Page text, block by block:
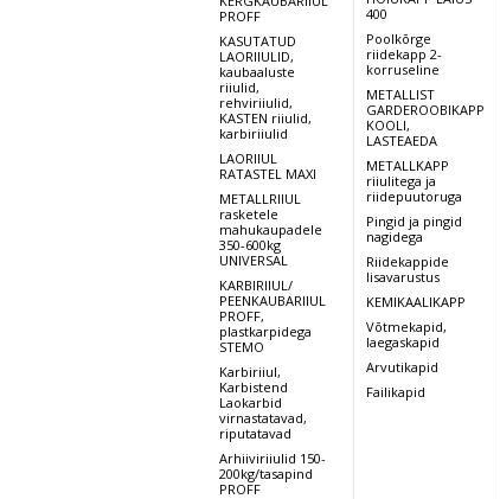
PROFF
KASUTATUD
LAORIIULID,
kaubaaluste
riiulid,
rehviriiulid,
KASTEN riiulid,
karbiriiulid
LAORIIUL
RATASTEL MAXI
METALLRIIUL
rasketele
mahukaupadele
350-600kg
UNIVERSAL
KARBIRIIUL/
PEENKAUBARIIUL
PROFF,
plastkarpidega
STEMO
Karbiriiul,
Karbistend
Laokarbid
virnastatavad,
riputatavad
Arhiiviriiulid 150-
200kg/tasapind
PROFF
400
Poolkõrge
riidekapp 2-
korruseline
METALLIST
GARDEROOBIKAPP
KOOLI,
LASTEAEDA
METALLKAPP
riiulitega ja
riidepuutoruga
Pingid ja pingid
nagidega
Riidekappide
lisavarustus
KEMIKAALIKAPP
Võtmekapid,
laegaskapid
Arvutikapid
Failikapid